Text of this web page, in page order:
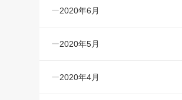
2020年6月
2020年5月
2020年4月